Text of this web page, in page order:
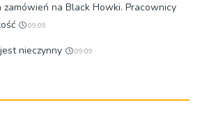
zamówień na Black Howki. Pracownicy
09:09
nieczynny 09:09